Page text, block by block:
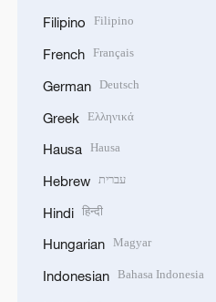
Filipino Filipino
French Français
German Deutsch
Greek Ελληνικά
Hausa Hausa
Hebrew עברית
Hindi हिन्दी
Hungarian Magyar
Indonesian Bahasa Indonesia